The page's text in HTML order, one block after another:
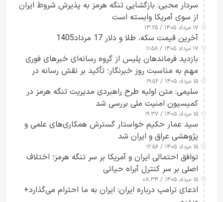
سردار محبی: بازگشایی تنگه هرمز به پذیرش شروط ایران
از سوی آمریکا وابسته است
۱۷ مرداد ۱۴۰۵ / ۱۳:۲۵
آخرین قیمت سکه، طلا و دلار 17 مرداد1405
۱۷ مرداد ۱۴۰۵ / ۱۱:۵۸
بازدید فرماندهان پلیس از گروه رسانه‌ای خبرهای فوری
مهم به مناسبت روز خبرنگار؛ تأکید بر نقش رسانه در
تقویت امنیت و اعتماد عمومی
۱۵ مرداد ۱۴۰۵ / ۱۹:۵۲
سلیمی: متن اولیه طرح راهبردی مدیریت تنگه هرمز در
کمیسیون امنیت ملی بررسی شد
۱۵ مرداد ۱۴۰۵ / ۱۹:۳۷
سید عمار حکیم خواستار گسترش همکاری‌های علمی و
پژوهشی عراق و ایران شد
۱۵ مرداد ۱۴۰۵ / ۱۲:۵۶
توافق احتمالی ایران و آمریکا بر سر تنگه هرمز؛ اختلاف
اصلی بر سر کنترل آبراه حیاتی
۱۵ مرداد ۱۴۰۵ / ۰۸:۳۴
ادعای ترامپ درباره ایران: ایران به ما احترام می‌گذارد+